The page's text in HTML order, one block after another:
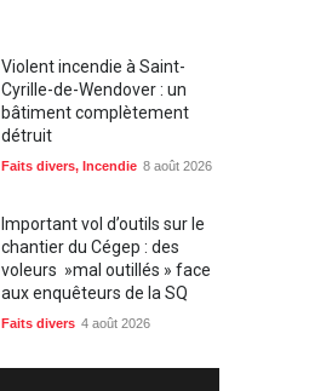
Violent incendie à Saint-
Cyrille-de-Wendover : un
bâtiment complètement
détruit
Faits divers, Incendie 8 août 2026
Important vol d’outils sur le
chantier du Cégep : des
voleurs »mal outillés » face
aux enquêteurs de la SQ
Faits divers 4 août 2026